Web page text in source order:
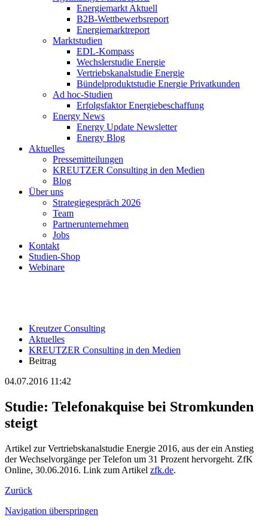
Energiemarkt Aktuell
B2B-Wettbewerbsreport
Energiemarktreport
Marktstudien
EDL-Kompass
Wechslerstudie Energie
Vertriebskanalstudie Energie
Bündelproduktstudie Energie Privatkunden
Ad hoc-Studien
Erfolgsfaktor Energiebeschaffung
Energy News
Energy Update Newsletter
Energy Blog
Aktuelles
Pressemitteilungen
KREUTZER Consulting in den Medien
Blog
Über uns
Strategiegespräch 2026
Team
Partnerunternehmen
Jobs
Kontakt
Studien-Shop
Webinare
Kreutzer Consulting
Aktuelles
KREUTZER Consulting in den Medien
Beitrag
04.07.2016 11:42
Studie: Telefonakquise bei Stromkunden
steigt
Artikel zur Vertriebskanalstudie Energie 2016, aus der ein Anstieg
der Wechselvorgänge per Telefon um 31 Prozent hervorgeht. ZfK
Online, 30.06.2016. Link zum Artikel zfk.de.
Zurück
Navigation überspringen